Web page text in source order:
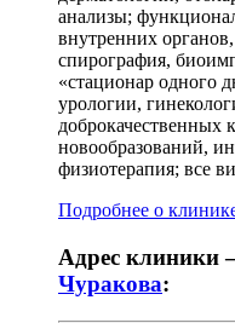
анализы;
внутренних
спирография,
«стационар одного
урологии,
новообразований,
физиотерапия; все
Подробнее о
Адрес клиники
Чуракова: